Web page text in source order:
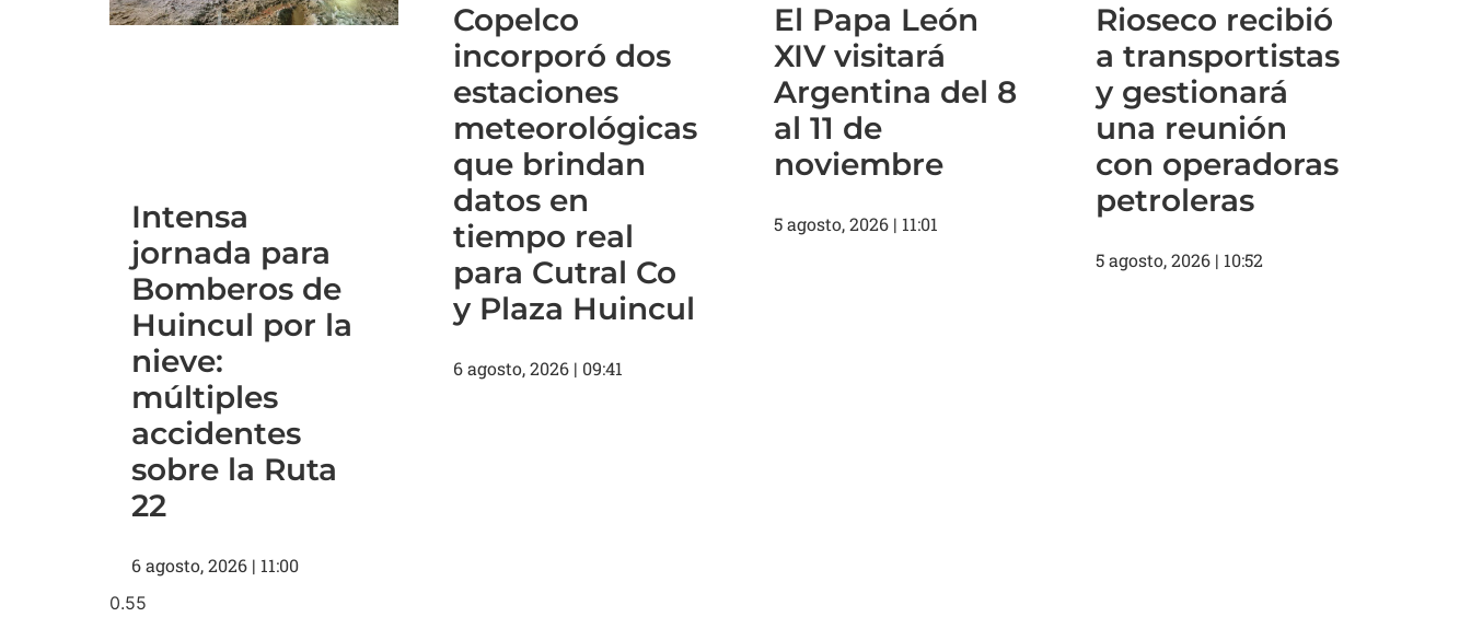
Intensa
jornada para
Bomberos de
Huincul por la
nieve:
múltiples
accidentes
sobre la Ruta
22
6 agosto, 2026 11:00
Copelco
incorporó dos
estaciones
meteorológicas
que brindan
datos en
tiempo real
para Cutral Co
y Plaza Huincul
6 agosto, 2026 09:41
El Papa León
XIV visitará
Argentina del 8
al 11 de
noviembre
5 agosto, 2026 11:01
Rioseco recibió
a transportistas
y gestionará
una reunión
con operadoras
petroleras
5 agosto, 2026 10:52